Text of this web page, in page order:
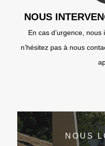
NOUS
En cas d’urgence, nous
n’hésitez pas à nous
NOUS